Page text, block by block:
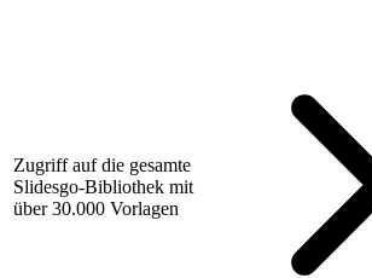
Zugriff auf die gesamte
Slidesgo-Bibliothek mit
über 30.000 Vorlagen